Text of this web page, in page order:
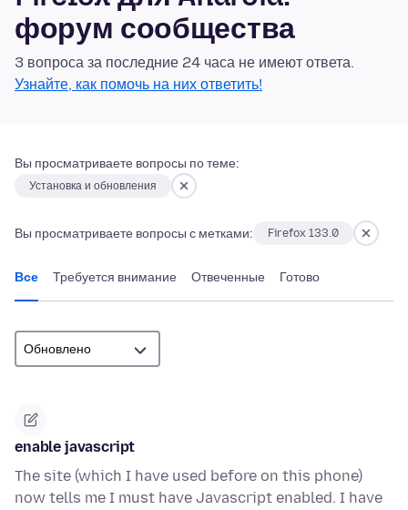
форум сообщества
3 вопроса за последние 24 часа не имеют ответа.
Узнайте, как помочь на них ответить!
Вы просматриваете вопросы по теме:
Установка и обновления
Вы просматриваете вопросы с метками: Firefox 133.0
Все Требуется внимание Отвеченные Готово
enable javascript
The site (which I have used before on this phone)
now tells me I must have Javascript enabled. I have